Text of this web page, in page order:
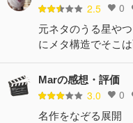
2.5 0
元ネタのうる星や
にメタ構造でそこ
Marの感想・評価
3.0 0
名作をなぞる展開